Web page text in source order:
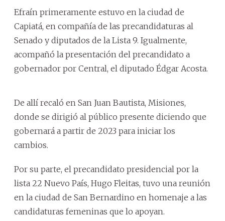
Efraín primeramente estuvo en la ciudad de
Capiatá, en compañía de las precandidaturas al
Senado y diputados de la Lista 9. Igualmente,
acompañó la presentación del precandidato a
gobernador por Central, el diputado Édgar Acosta.
De allí recaló en San Juan Bautista, Misiones,
donde se dirigió al público presente diciendo que
gobernará a partir de 2023 para iniciar los
cambios.
Por su parte, el precandidato presidencial por la
lista 22 Nuevo País, Hugo Fleitas, tuvo una reunión
en la ciudad de San Bernardino en homenaje a las
candidaturas femeninas que lo apoyan.